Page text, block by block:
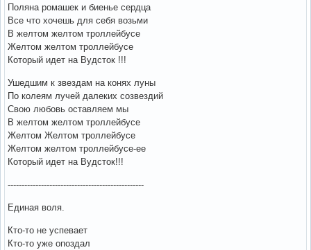
Поляна ромашек и биенье сердца
Все что хочешь для себя возьми
В желтом желтом троллейбусе
Желтом желтом троллейбусе
Который идет на Вудсток !!!
Ушедшим к звездам на конях луны
По колеям лучей далеких созвездий
Свою любовь оставляем мы
В желтом желтом троллейбусе
Желтом Желтом троллейбусе
Желтом желтом троллейбусе-ее
Который идет на Вудсток!!!
-------------------------------------------------
Единая воля.
Кто-то не успевает
Кто-то уже опоздал